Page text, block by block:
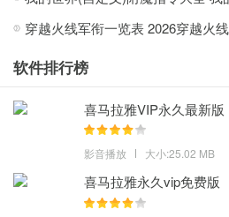
穿越火线军衔一览表 2026穿越火
软件排行榜
喜马拉雅VIP永久最新版
影音播放 大小:25.02 MB
喜马拉雅永久vip免费版